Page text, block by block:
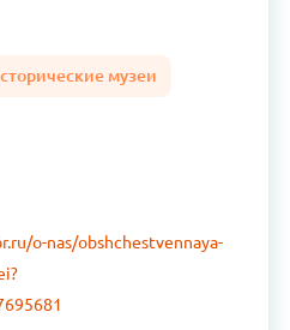
музеи
o-nas/obshchestvennaya-